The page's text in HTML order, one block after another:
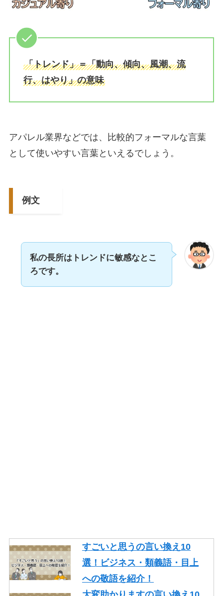
「トレンド」＝「動向、傾向、風潮、流
行、はやり」の意味
アパレル業界などでは、比較的フォーマルな言葉
として使いやすい言葉といえるでしょう。
例文
私の長所はトレンドに敏感なとこ
ろです。
すごいと思うの言い換え10
選！ビジネス・類義語・目上
への敬語を紹介！